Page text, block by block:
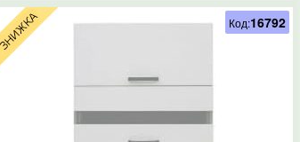
Код:16792